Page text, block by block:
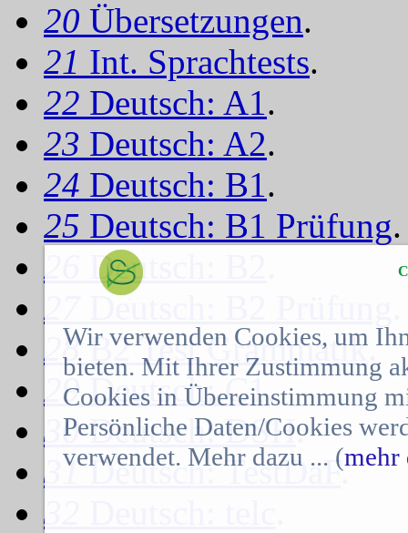
20 Übersetzungen.
21 Int. Sprachtests.
22 Deutsch: A1.
23 Deutsch: A2.
24 Deutsch: B1.
25 Deutsch: B1 Prüfung.
26
Deutsch: B2
27
Deutsch: B2 Prüfung
28B2 Test Grammatik .
29Deutsch: C1.
30Deutsch: DSH.
31Deutsch: TestDaF.
32
Wir verwenden Cookies, um
bieten. Mit Ihrer Zustimmung
Cookies in Übereinstimmung
Persönliche Daten/Cookies
verwendet. Mehr dazu ... (mehr